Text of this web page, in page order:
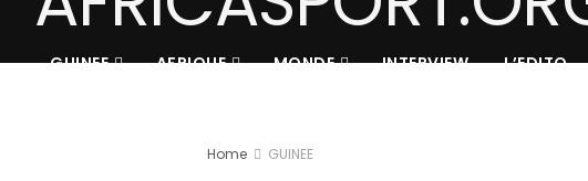
GUINEE AFRIQUE MONDE INTERVIEW L’EDITO
Home GUINEE